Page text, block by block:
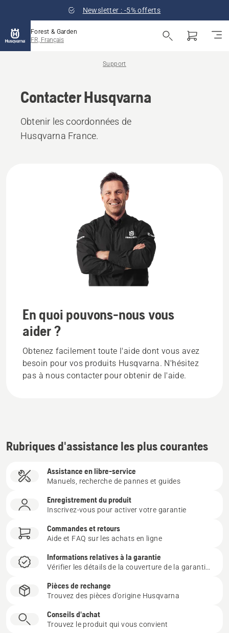
Newsletter : -5% offerts
Forest & Garden
FR, Français
Support
Contacter Husqvarna
Obtenir les coordonnées de
Husqvarna France.
En quoi pouvons-nous vous
aider ?
Obtenez facilement toute l'aide dont vous avez
besoin pour vos produits Husqvarna. N'hésitez
pas à nous contacter pour obtenir de l'aide.
Rubriques d'assistance les plus courantes
Manuels, recherche de pannes et guides
Assistance en libre-service
Inscrivez-vous pour activer votre garantie
Enregistrement du produit
Aide et FAQ sur les achats en ligne
Commandes et retours
Vérifier les détails de la couverture de la garantie du produit
Informations relatives à la garantie
Trouvez des pièces d'origine Husqvarna
Pièces de rechange
Trouvez le produit qui vous convient
Conseils d'achat